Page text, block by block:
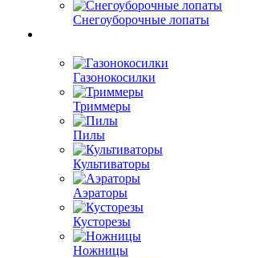
Снегоуборочные лопаты
Газонокосилки
Триммеры
Пилы
Культиваторы
Аэраторы
Кусторезы
Ножницы